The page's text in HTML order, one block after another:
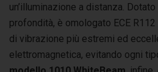
un’illuminazione a distanza.
profondità, è omologato ECE
di vibrazione più estremi ed
elettromagnetica, evitando ogni